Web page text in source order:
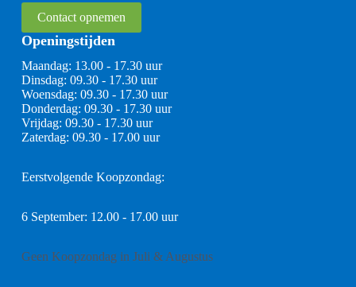
Contact opnemen
Openingstijden
Maandag: 13.00 - 17.30 uur
Dinsdag: 09.30 - 17.30 uur
Woensdag: 09.30 - 17.30 uur
Donderdag: 09.30 - 17.30 uur
Vrijdag: 09.30 - 17.30 uur
Zaterdag: 09.30 - 17.00 uur
Eerstvolgende Koopzondag:
6 September: 12.00 - 17.00 uur
Geen Koopzondag in Juli & Augustus